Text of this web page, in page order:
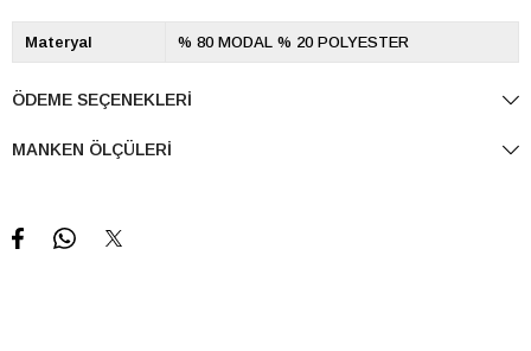
Materyal % 80 MODAL % 20 POLYESTER
ÖDEME SEÇENEKLERI
MANKEN ÖLÇÜLERI